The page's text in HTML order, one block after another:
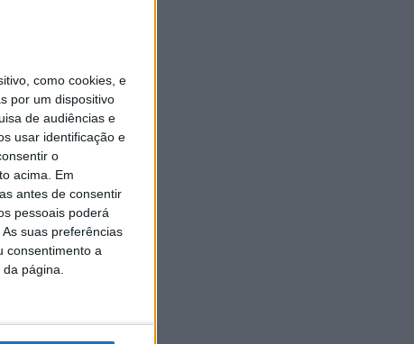
como cookies, e
por um dispositivo
de audiências e
usar identificação e
o
acima. Em
antes de consentir
pessoais poderá
suas preferências
consentimento a
página.